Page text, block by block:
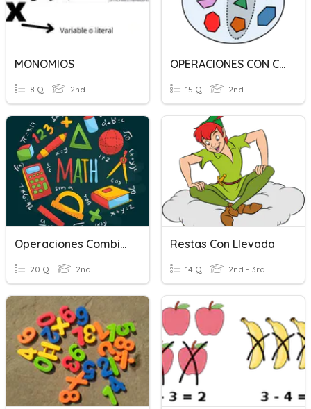
MONOMIOS
8 Q 2nd
OPERACIONES CON CONJUNTOS
15 Q 2nd
Operaciones Combinadas Con Números Enteros
20 Q 2nd
Restas Con Llevada
14 Q 2nd - 3rd